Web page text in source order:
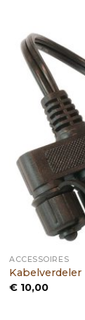
ACCESSOIRES
Kabelverdeler
€ 10,00